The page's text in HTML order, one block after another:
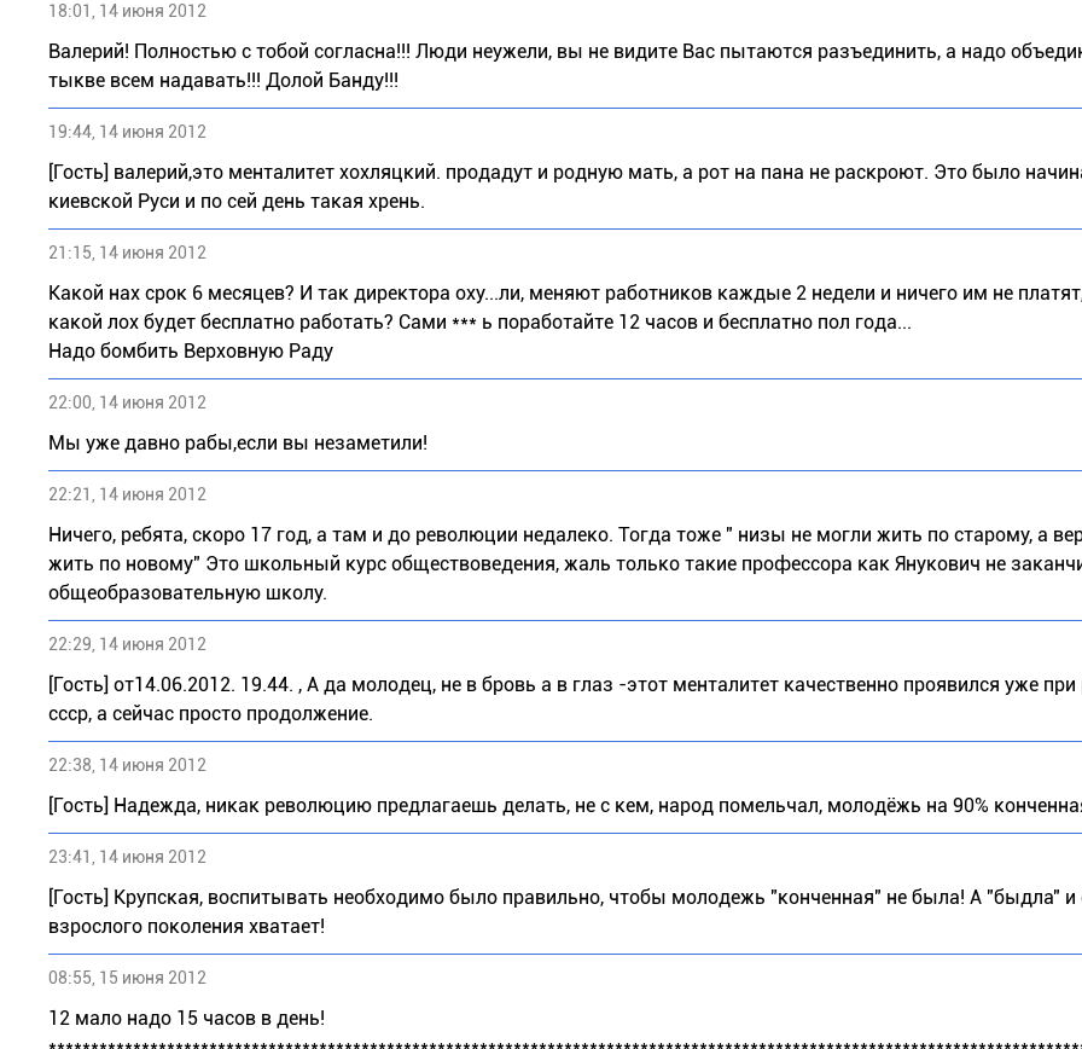
18:01, 14 июня 2012
Валерий! Полностью с тобой согласна!!! Люди неужели, вы не видите Вас пытаются разъединить, а надо
тыкве всем надавать!!! Долой Банду!!!
19:44, 14 июня 2012
[Гость] валерий,это менталитет хохляцкий. продадут и родную мать, а рот на пана не раскроют. Это было
киевской Руси и по сей день такая хрень.
21:15, 14 июня 2012
Какой нах срок 6 месяцев? И так директора оху...ли, меняют работников каждые 2 недели и ничего им не
какой лох будет бесплатно работать? Сами *** ь поработайте 12 часов и бесплатно пол года...
Надо бомбить Верховную Раду
22:00, 14 июня 2012
Мы уже давно рабы,если вы незаметили!
22:21, 14 июня 2012
Ничего, ребята, скоро 17 год, а там и до революции недалеко. Тогда тоже " низы не могли жить по старому, а
жить по новому" Это школьный курс обществоведения, жаль только такие профессора как Янукович не
общеобразовательную школу.
22:29, 14 июня 2012
[Гость] от14.06.2012. 19.44. , А да молодец, не в бровь а в глаз -этот менталитет качественно проявился уже при
ссср, а сейчас просто продолжение.
22:38, 14 июня 2012
[Гость] Надежда, никак революцию предлагаешь делать, не с кем, народ помельчал, молодёжь на 90%
23:41, 14 июня 2012
[Гость] Крупская, воспитывать необходимо было правильно, чтобы молодежь "конченная" не была! А "быдла" и
взрослого поколения хватает!
08:55, 15 июня 2012
12 мало надо 15 часов в день!